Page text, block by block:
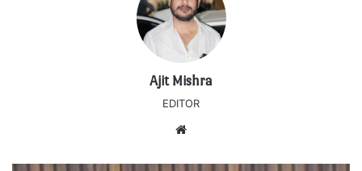
Ajit Mishra
EDITOR